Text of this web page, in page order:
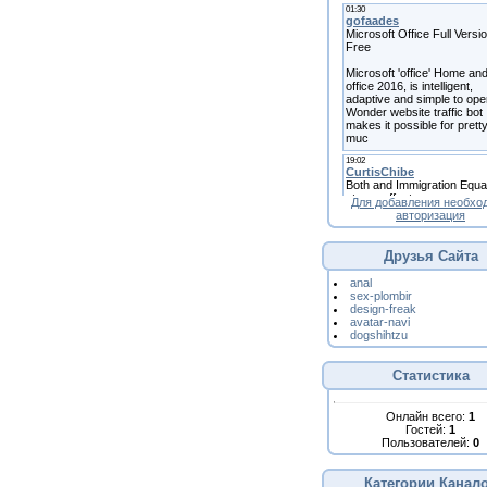
Для добавления
авторизация
Друзья Сайта
anal
sex-plombir
design-freak
avatar-navi
dogshihtzu
Статистика
Онлайн всего: 1
Гостей: 1
Пользователей: 0
Категории